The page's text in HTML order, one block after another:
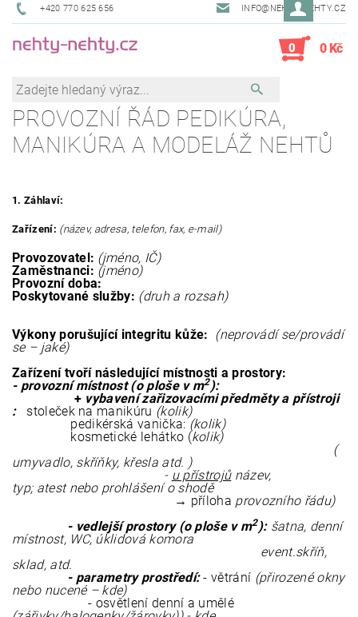
+420 770 625 656 INFO@NEHTY-NEHTY.CZ
0 0 Kč
PROVOZNÍ ŘÁD PEDIKÚRA,
MANIKÚRA A MODELÁŽ NEHTŮ
1. Záhlaví:
Zařízení: (název, adresa, telefon, fax, e-mail)
Provozovatel: (jméno, IČ)
Zaměstnanci: (jméno)
Provozní doba:
Poskytované služby: (druh a rozsah)
Výkony porušující integritu kůže: (neprovádí se/provádí
se – jaké)
Zařízení tvoří následující místnosti a prostory:
- provozní místnost (o ploše v m2):
+ vybavení zařizovacími předměty a přístroji
:
stoleček na manikúru (kolik)
pedikérská vanička:(kolik)
kosmetické lehátko (kolik)
(
umyvadlo, skříňky, křesla atd. )
- u přístrojůnázev,
typ; atest nebo prohlášení o shodě
→ příloha provozního řádu)
- vedlejší prostory (o ploše v m2): šatna, denní
místnost, WC, úklidová komora
event.skříň,
sklad, atd.
- parametry prostředí:- větrání (přirozené okny
nebo nucené – kde)
- osvětlení denní a umělé